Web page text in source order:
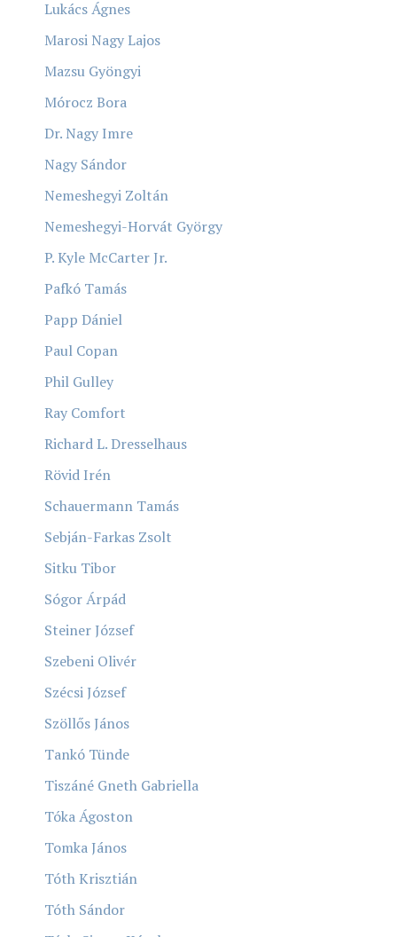
Lukács Ágnes
Marosi Nagy Lajos
Mazsu Gyöngyi
Mórocz Bora
Dr. Nagy Imre
Nagy Sándor
Nemeshegyi Zoltán
Nemeshegyi-Horvát György
P. Kyle McCarter Jr.
Pafkó Tamás
Papp Dániel
Paul Copan
Phil Gulley
Ray Comfort
Richard L. Dresselhaus
Rövid Irén
Schauermann Tamás
Sebján-Farkas Zsolt
Sitku Tibor
Sógor Árpád
Steiner József
Szebeni Olivér
Szécsi József
Szöllős János
Tankó Tünde
Tiszáné Gneth Gabriella
Tóka Ágoston
Tomka János
Tóth Krisztián
Tóth Sándor